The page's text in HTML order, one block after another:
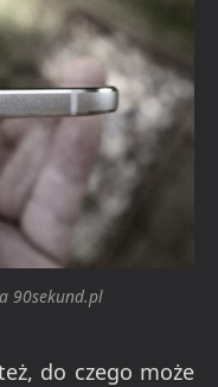
90sekund.pl
do czego może